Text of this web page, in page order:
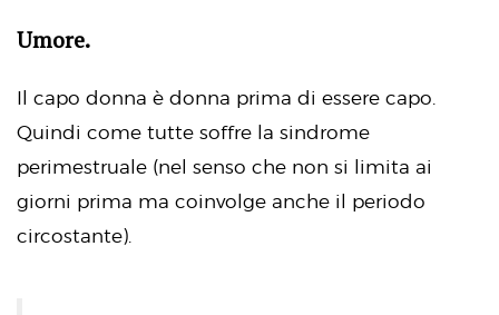
Umore.
Il capo donna è donna prima di essere capo.
Quindi come tutte soffre la sindrome
perimestruale (nel senso che non si limita ai
giorni prima ma coinvolge anche il periodo
circostante).